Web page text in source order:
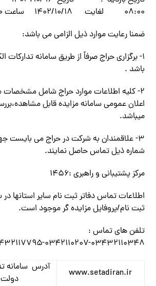
۰۸:۰۰ لغایت ۱۴۰۲/۱۰/۱۸ ساعت ۱۲:۰۰
ضمنا رعایت موارد ذیل الزامی می باشد:
۱- برگزاری حراج صرفاً از طریق سامانه
باشد .
۲- کلیه اطلاعات موارد حراج شامل مشخصات
اعلان عمومی سامانه مزایده قابل
میباشد.
۳- علاقمندان به شرکت در حراج می بایست
شماره ذیل تماس حاصل نمایند.
مرکز پشتیبانی و راهبری :۱۴۵۶
اطلاعات تماس دفاتر ثبت نام سایر استانها
ثبت نام/پروفایل مزایده گر موجود است.
تلفن های تماس :
۰۳۴۳۲۱۱۰۳۴۸-۰۳۴۲۱۱۰۲۰۷-۰۳۴۳۲۱۱۷۷۹۵
www.setadiran.ir
آدرس سامانه